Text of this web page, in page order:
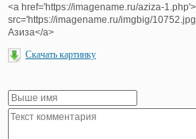
<a href='https://imagename.ru/aziza-
src='https://imagename.ru/imgbig/
Азиза</a>
Скачать картинку